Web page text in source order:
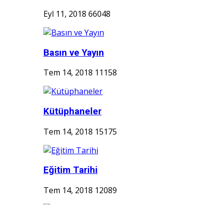
Eyl 11, 2018 66048
Basın ve Yayın
Tem 14, 2018 11158
Kütüphaneler
Tem 14, 2018 15175
Eğitim Tarihi
Tem 14, 2018 12089